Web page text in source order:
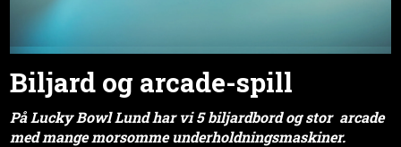
Biljard og arcade-spill
På Lucky Bowl Lund har vi 5biljardbord og stor arcade
med mange morsomme underholdningsmaskiner.